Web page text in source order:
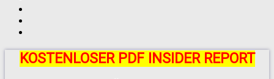
KOSTENLOSER PDF INSIDER REPORT